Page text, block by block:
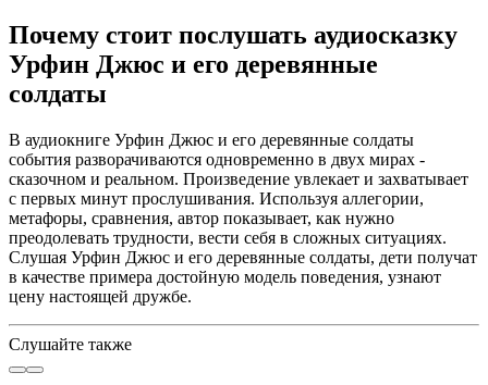
Почему стоит послушать аудиосказку
Урфин Джюс и его деревянные
солдаты
В аудиокниге Урфин Джюс и его деревянные солдаты
события разворачиваются одновременно в двух мирах -
сказочном и реальном. Произведение увлекает и захватывает
с первых минут прослушивания. Используя аллегории,
метафоры, сравнения, автор показывает, как нужно
преодолевать трудности, вести себя в сложных ситуациях.
Слушая Урфин Джюс и его деревянные солдаты, дети получат
в качестве примера достойную модель поведения, узнают
цену настоящей дружбе.
Слушайте также